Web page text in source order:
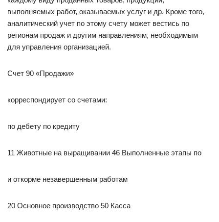
выполняемых работ, оказываемых услуг и др. Кроме того,
аналитический учет по этому счету может вестись по
регионам продаж и другим направлениям, необходимым
для управления организацией.
Счет 90 «Продажи»
корреспондирует со счетами:
по дебету по кредиту
11 Животные на выращивании 46 Выполненные этапы по
и откорме незавершенным работам
20 Основное производство 50 Касса